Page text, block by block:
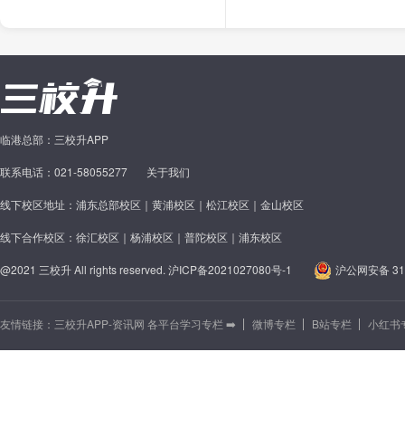
临港总部：三校升APP
联系电话：021-58055277 关于我们
线下校区地址：浦东总部校区｜黄浦校区｜松江校区｜金山校区
线下合作校区：徐汇校区｜杨浦校区｜普陀校区｜浦东校区
@2021 三校升 All rights reserved. 沪ICP备2021027080号-1 沪公网安备
友情链接： 三校升APP-资讯网 各平台学习专栏 ➡️ 微博专栏 B站专栏 小红书